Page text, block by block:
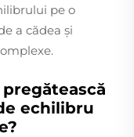
pe o
a cădea și
echilibru